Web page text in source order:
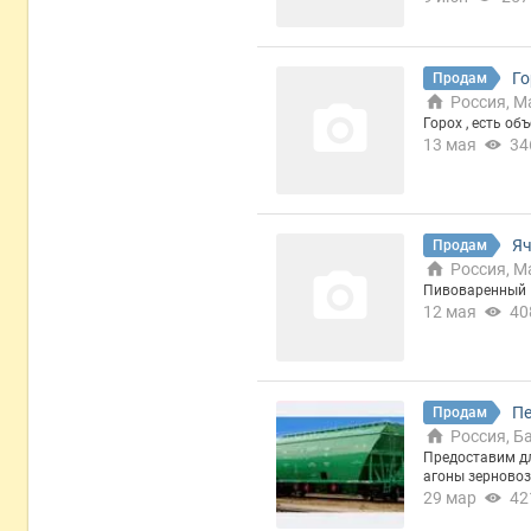
Продам
Россия,
Горох , есть
13 мая
Продам
Россия,
Пивоваренный
12 мая
Продам
Россия,
Предоставим
агоны
29 мар